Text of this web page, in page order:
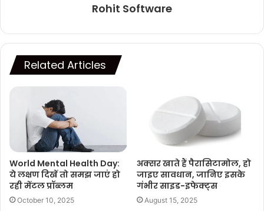
Rohit Software
Related Articles
World Mental Health Day:
ये लक्षण दिखें तो समझ जाएं हो
रही मेंटल प्रॉब्लम
October 10, 2025
अक्सर खाते हैं पैरासिटामोल, हो
जाइए सावधान, जानिए इसके
गंभीर साइड-इफेक्ट्स
August 15, 2025